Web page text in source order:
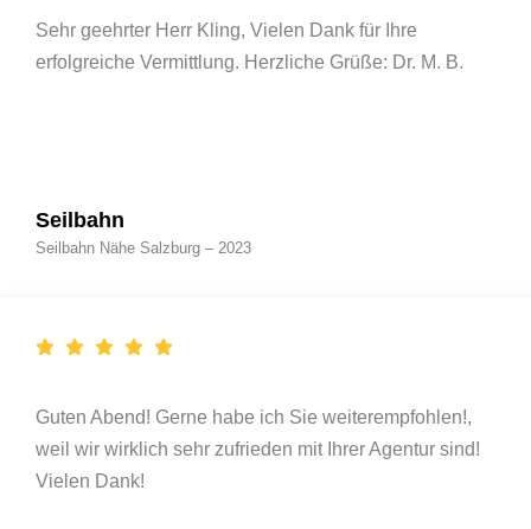
Sehr geehrter Herr Kling, Vielen Dank für Ihre
erfolgreiche Vermittlung. Herzliche Grüße: Dr. M. B.
Seilbahn
Seilbahn Nähe Salzburg – 2023
Guten Abend! Gerne habe ich Sie weiterempfohlen!,
weil wir wirklich sehr zufrieden mit Ihrer Agentur sind!
Vielen Dank!